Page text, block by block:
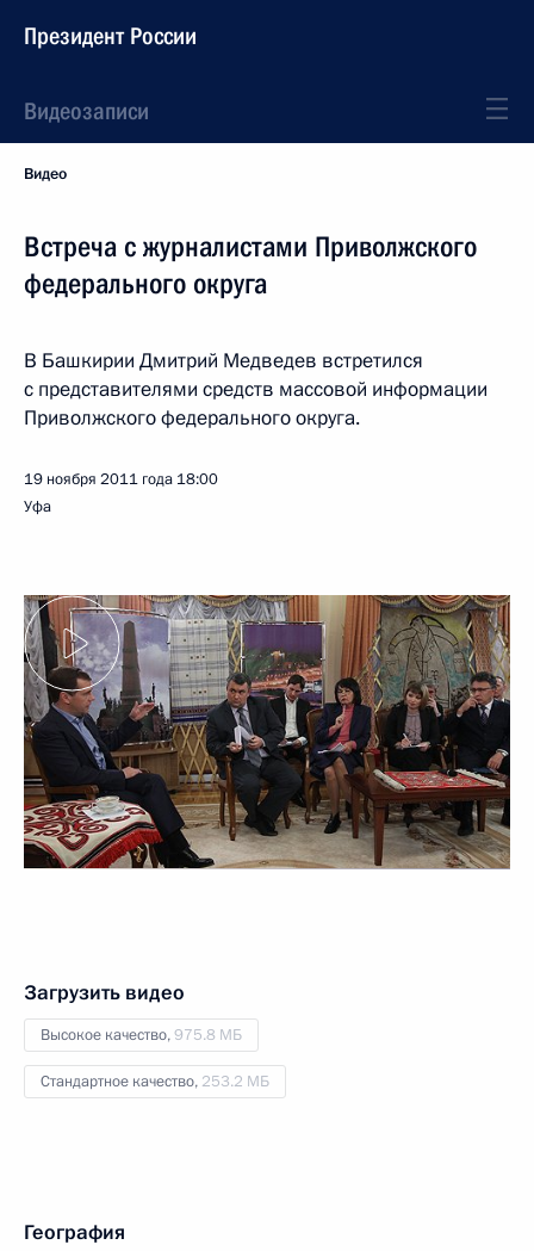
Президент России
Видеозаписи
Видео
Встреча с журналистами Приволжского
федерального округа
В Башкирии Дмитрий Медведев встретился
с представителями средств массовой информации
Приволжского федерального округа.
19 ноября 2011 года 18:00
Уфа
Загрузить видео
Высокое качество,975.8 МБ
Стандартное качество, 253.2 МБ
География